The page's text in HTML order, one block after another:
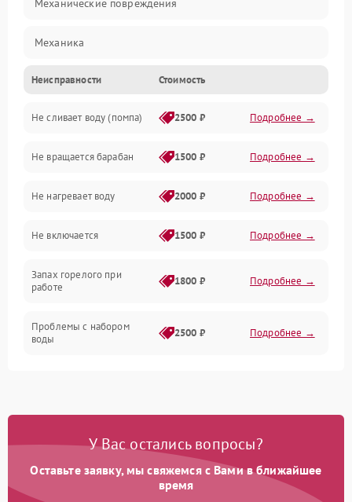
Механические повреждения
Механика
Электропитание
Водоснабжение
Слив
Программное обеспечение
Неисправности Стоимость
Не сливает воду (помпа) 2500 ₽ Подробнее →
Не вращается барабан 1500 ₽ Подробнее →
Не нагревает воду 2000 ₽ Подробнее →
Не включается 1500 ₽ Подробнее →
Запах горелого при
работе
1800 ₽ Подробнее →
Проблемы с набором
воды
2500 ₽ Подробнее →
Замена платы управления 2200 ₽ Подробнее →
У Вас остались вопросы?
Оставьте заявку, мы свяжемся с Вами в ближайшее
время